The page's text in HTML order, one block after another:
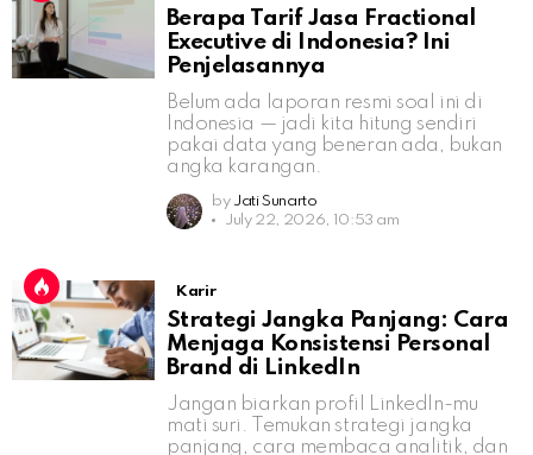
Berapa Tarif Jasa Fractional
Executive di Indonesia? Ini
Penjelasannya
Belum ada laporan resmi soal ini di
Indonesia — jadi kita hitung sendiri
pakai data yang beneran ada, bukan
angka karangan.
by Jati Sunarto
July 22, 2026, 10:53 am
Karir
Strategi Jangka Panjang: Cara
Menjaga Konsistensi Personal
Brand di LinkedIn
Jangan biarkan profil LinkedIn-mu
mati suri. Temukan strategi jangka
panjang, cara membaca analitik, dan